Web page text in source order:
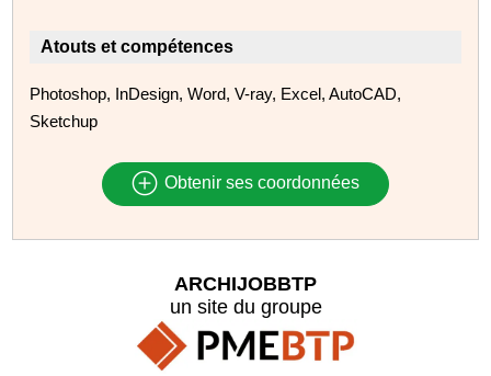
Atouts et compétences
Photoshop, InDesign, Word, V-ray, Excel, AutoCAD,
Sketchup
Obtenir ses coordonnées
ARCHIJOBBTP
un site du groupe